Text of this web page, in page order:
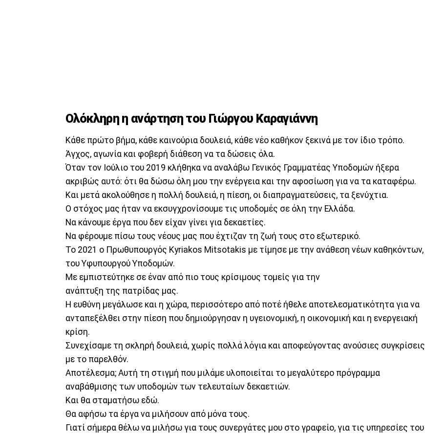
Ολόκληρη η ανάρτηση του Γιώργου Καραγιάννη
Κάθε πρώτο βήμα, κάθε καινούρια δουλειά, κάθε νέο καθήκον ξεκινά με τον ίδιο τρόπο.
Άγχος, αγωνία και φοβερή διάθεση να τα δώσεις όλα.
Όταν τον Ιούλιο του 2019 κλήθηκα να αναλάβω Γενικός Γραμματέας Υποδομών ήξερα
ακριβώς αυτό: ότι θα δώσω όλη μου την ενέργεια και την αφοσίωση για να τα καταφέρω.
Και μετά ακολούθησε η πολλή δουλειά, η πίεση, οι διαπραγματεύσεις, τα ξενύχτια.
Ο στόχος μας ήταν να εκσυγχρονίσουμε τις υποδομές σε όλη την Ελλάδα.
Να κάνουμε έργα που δεν είχαν γίνει για δεκαετίες.
Να φέρουμε πίσω τους νέους μας που έχτιζαν τη ζωή τους στο εξωτερικό.
Το 2021 ο Πρωθυπουργός Kyriakos Mitsotakis με τίμησε με την ανάθεση νέων καθηκόντων,
του Υφυπουργού Υποδομών.
Με εμπιστεύτηκε σε έναν από πιο τους κρίσιμους τομείς για την
ανάπτυξη της πατρίδας μας.
Η ευθύνη μεγάλωσε και η χώρα, περισσότερο από ποτέ ήθελε αποτελεσματικότητα για να
ανταπεξέλθει στην πίεση που δημιούργησαν η υγειονομική, η οικονομική και η ενεργειακή
κρίση.
Συνεχίσαμε τη σκληρή δουλειά, χωρίς πολλά λόγια και αποφεύγοντας ανούσιες συγκρίσεις
με το παρελθόν.
Αποτέλεσμα; Αυτή τη στιγμή που μιλάμε υλοποιείται το μεγαλύτερο πρόγραμμα
αναβάθμισης των υποδομών των τελευταίων δεκαετιών.
Και θα σταματήσω εδώ.
Θα αφήσω τα έργα να μιλήσουν από μόνα τους.
Γιατί σήμερα θέλω να μιλήσω για τους συνεργάτες μου στο γραφείο, για τις υπηρεσίες του